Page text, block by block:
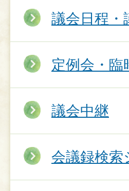
議会日程・
定例会・臨
議会中継
会議録検索